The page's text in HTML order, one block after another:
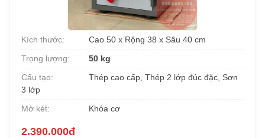
Kích thước:
Cao 50 x Rộng 38 x Sâu 40 cm
Trọng lượng:
50 kg
Cấu tạo:
Thép cao cấp, Thép 2 lớp đúc đặc, Sơn
3 lớp
Mở két:
Khóa cơ
2.390.000đ